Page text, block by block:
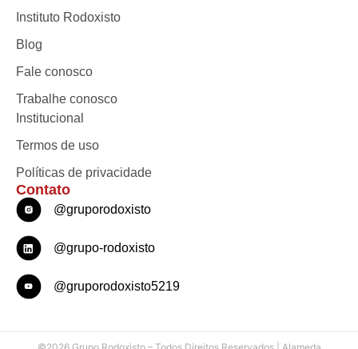
Instituto Rodoxisto
Blog
Fale conosco
Trabalhe conosco
Institucional
Termos de uso
Políticas de privacidade
Contato
@gruporodoxisto
@grupo-rodoxisto
@gruporodoxisto5219